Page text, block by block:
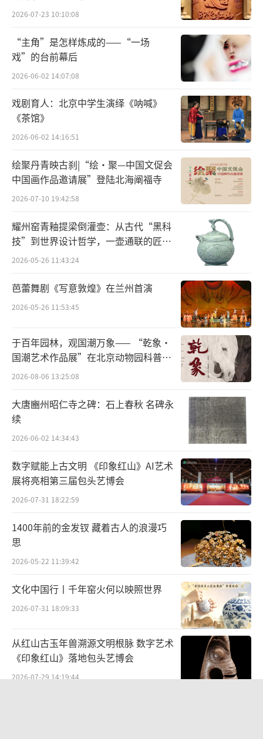
韩书力
韩书力，1948年生于北京，现代画家，中
国文促会国画院研究员，一级美术师。毕业于
中央美术学院。1973年进入西藏从事美术工作
至今。曾任全国政协委员、中国西藏文化保护
联名誉主席，西藏美协主席、西藏美术院院
长。
参展作品欣赏：
《道可道非常道》341cm x 48cm
（责任编辑：张诺、梁弈文）
艺博会
2026-07-23 10:10:08
“主角”是怎样炼成的——“一场
戏”的台前幕后
2026-06-02 14:07:08
戏剧育人：北京中学生演绎《呐喊》
《茶馆》
2026-06-02 14:16:51
绘聚丹青映古刹|“绘·聚—中国文促会
中国画作品邀请展”登陆北海阐福寺
2026-07-10 19:42:58
耀州窑青釉提梁倒灌壶：从古代“黑科
技”到世界设计哲学，一壶通联的匠心
宇宙
2026-05-26 11:43:24
芭蕾舞剧《写意敦煌》在兰州首演
2026-05-26 11:53:45
于百年园林，观国潮万象—— “乾象·
国潮艺术作品展”在北京动物园科普馆
机动展厅开展
2026-08-06 13:25:08
大唐豳州昭仁寺之碑：石上春秋 名碑永
续
2026-06-02 14:34:43
数字赋能上古文明 《印象红山》AI艺术
展将亮相第三届包头艺博会
2026-07-31 18:22:59
1400年前的金发钗 藏着古人的浪漫巧
思
2026-05-22 11:39:42
文化中国行丨千年窑火何以映照世界
2026-07-31 18:09:33
从红山古玉年兽溯源文明根脉 数字艺术
《印象红山》落地包头艺博会
2026-07-29 14:19:44